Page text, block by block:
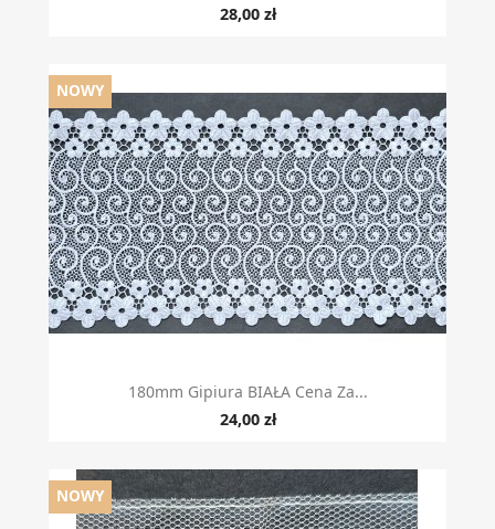
28,00 zł
180mm Gipiura BIAŁA Cena Za...
24,00 zł
NOWY
NOWY